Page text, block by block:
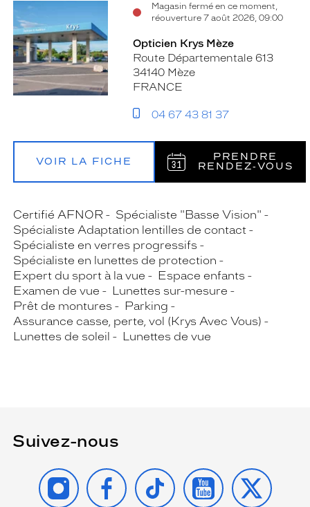
Magasin fermé en ce moment,
réouverture 7 août 2026, 09:00
Opticien Krys Mèze
Route Départementale 613
34140 Mèze
FRANCE
04 67 43 81 37
VOIR LA FICHE
PRENDRE
RENDEZ‑VOUS
Certifié AFNOR
Spécialiste "Basse Vision"
Spécialiste Adaptation lentilles de contact
Spécialiste en verres progressifs
Spécialiste en lunettes de protection
Expert du sport à la vue
Espace enfants
Examen de vue
Lunettes sur-mesure
Prêt de montures
Parking
Assurance casse, perte, vol (Krys Avec Vous)
Lunettes de soleil
Lunettes de vue
Suivez-nous
INSTAGRAMFACEBOOK
TIKTOK YOUTUBE
X